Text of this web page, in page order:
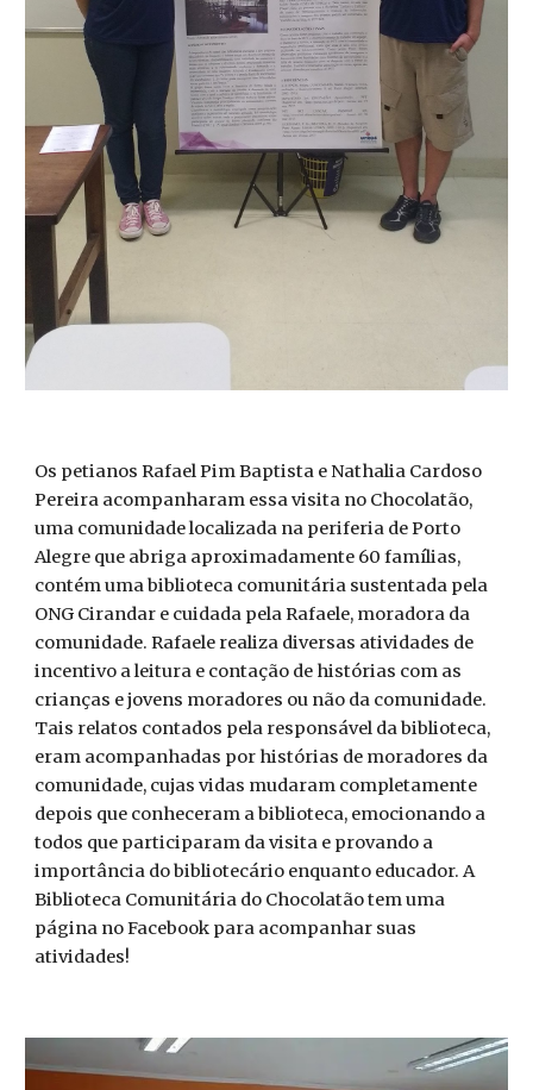
Os petianos Rafael Pim Baptista e Nathalia Cardoso
Pereira acompanharam essa visita no Chocolatão,
uma comunidade localizada na periferia de Porto
Alegre que abriga aproximadamente 60 famílias,
contém uma biblioteca comunitária sustentada pela
ONG Cirandar e cuidada pela Rafaele, moradora da
comunidade. Rafaele realiza diversas atividades de
incentivo a leitura e contação de histórias com as
crianças e jovens moradores ou não da comunidade.
Tais relatos contados pela responsável da biblioteca,
eram acompanhadas por histórias de moradores da
comunidade, cujas vidas mudaram completamente
depois que conheceram a biblioteca, emocionando a
todos que participaram da visita e provando a
importância do bibliotecário enquanto educador. A
Biblioteca Comunitária do Chocolatão tem uma
página no Facebook para acompanhar suas
atividades!